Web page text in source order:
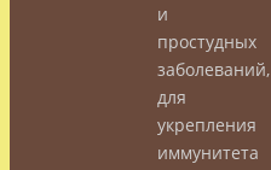
и
простудных
заболеваний,
для
укрепления
иммунитета